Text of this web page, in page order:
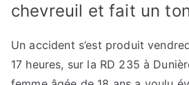
chevreuil et fait un
Un accident s’est produit
17 heures, sur la RD 235 à